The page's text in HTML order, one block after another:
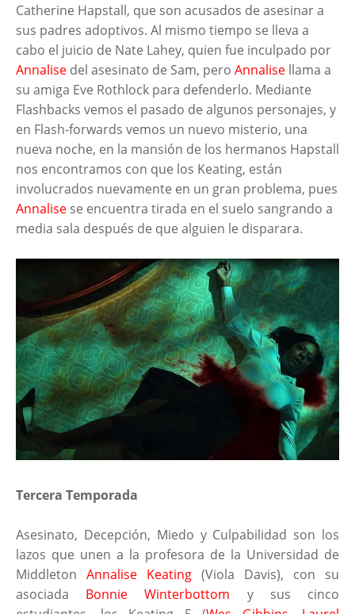
Catherine Hapstall, que son acusados de asesinar a
sus padres adoptivos. Al mismo tiempo se lleva a
cabo el juicio de Nate Lahey, quien fue inculpado por
Annalise del asesinato de Sam, pero Annalise llama a
su amiga Eve Rothlock para defenderlo. Mediante
Flashbacks vemos el pasado de algunos personajes, y
en Flash-forwards vemos un nuevo misterio, una
nueva noche, en la mansión de los hermanos Hapstall
nos encontramos con que los Keating, están
involucrados nuevamente en un gran problema, pues
Annalise se encuentra tirada en el suelo sangrando a
media sala después de que alguien le disparara.
Tercera Temporada
Asesinato, Decepción, Miedo y Culpabilidad son los
lazos que unen a la profesora de la Universidad de
Middleton Annalise Keating (Viola Davis), con su
asociada Bonnie Winterbottom y sus cinco